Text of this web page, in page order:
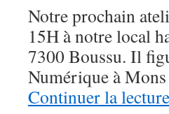
Notre prochain
15H à notre local
7300 Boussu. Il
Numérique à
Continuer la lecture